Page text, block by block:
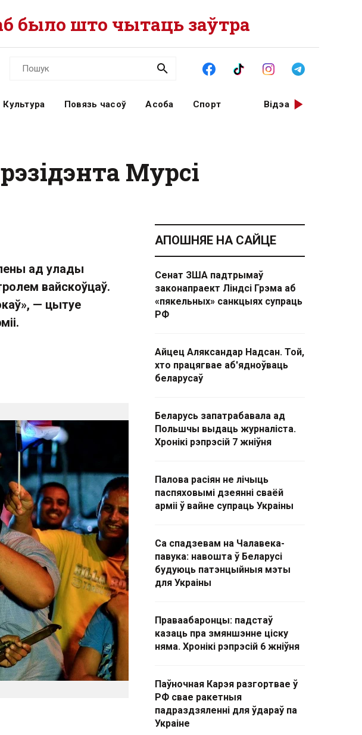
было што чытаць заўтра
Культура Повязь часоў Асоба Спорт Відэа
Мурсі
ад улады
вайскоўцаў.
— цытуе
АПОШНЯЕ НА САЙЦЕ
Сенат ЗША падтрымаў
законапраект Ліндсі Грэма аб
«пякельных» санкцыях супраць
РФ
Айцец Аляксандар Надсан. Той,
хто працягвае аб'ядноўваць
беларусаў
Беларусь запатрабавала ад
Польшчы выдаць журналіста.
Хронікі рэпрэсій 7 жніўня
Палова расіян не лічыць
паспяховымі дзеянні сваёй
арміі ў вайне супраць Украіны
Са спадзевам на Чалавека-
павука: навошта ў Беларусі
будуюць патэнцыйныя мэты
для Украіны
Праваабаронцы: падстаў
казаць пра змяншэнне ціску
няма. Хронікі рэпрэсій 6 жніўня
Паўночная Карэя разгортвае ў
РФ свае ракетныя
падраздзяленні для ўдараў па
Украіне